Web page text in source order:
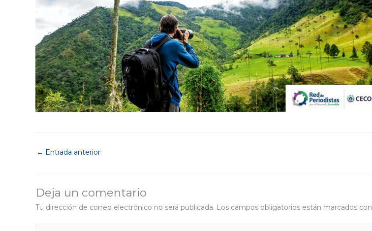
← Entrada anterior
Deja un comentario
Tu dirección de correo electrónico no será publicada. Los campos obligatorios están marcados con